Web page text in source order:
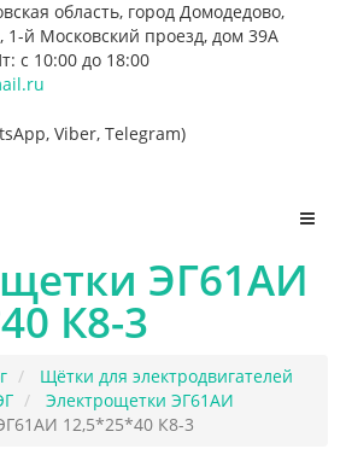
область, город Домодедово,
й Московский проезд, дом 39А
с 10:00 до 18:00
Viber, Telegram)
ЭГ61АИ
К8-3
Щётки для электродвигателей
Электрощетки ЭГ61АИ
12,5*25*40 К8-3